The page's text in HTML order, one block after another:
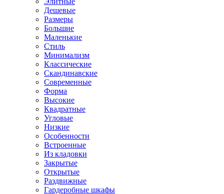
Дешевые
Размеры
Большие
Маленькие
Стиль
Минимализм
Классические
Скандинавские
Современные
Форма
Высокие
Квадратные
Угловые
Низкие
Особенности
Встроенные
Из кладовки
Закрытые
Открытые
Раздвижные
Гардеробные шкафы